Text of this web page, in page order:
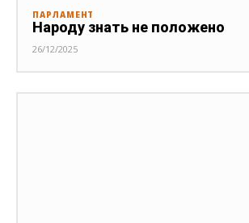
ПАРЛАМЕНТ
Народу знать не положено
26/12/2025